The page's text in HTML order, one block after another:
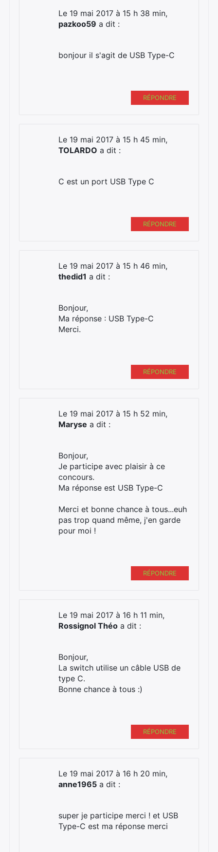
Le 19 mai 2017 à 15 h 38 min,
pazkoo59 a dit :
bonjour il s'agit de USB Type-C
RÉPONDRE
Le 19 mai 2017 à 15 h 45 min,
TOLARDO a dit :
C est un port USB Type C
RÉPONDRE
Le 19 mai 2017 à 15 h 46 min,
thedid1 a dit :
Bonjour,
Ma réponse : USB Type-C
Merci.
RÉPONDRE
Le 19 mai 2017 à 15 h 52 min,
Maryse a dit :
Bonjour,
Je participe avec plaisir à ce
concours.
Ma réponse est USB Type-C
Merci et bonne chance à tous...euh
pas trop quand même, j'en garde
pour moi !
RÉPONDRE
Le 19 mai 2017 à 16 h 11 min,
Rossignol Théo a dit :
Bonjour,
La switch utilise un câble USB de
type C.
Bonne chance à tous :)
RÉPONDRE
Le 19 mai 2017 à 16 h 20 min,
anne1965 a dit :
super je participe merci ! et USB
Type-C est ma réponse merci